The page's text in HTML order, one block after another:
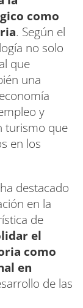
como
. Según el
no solo
que
una
y
turismo que
en los
destacado
en la
de
el
como
en
de las